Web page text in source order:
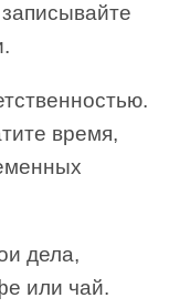
время,
дела,
или чай.